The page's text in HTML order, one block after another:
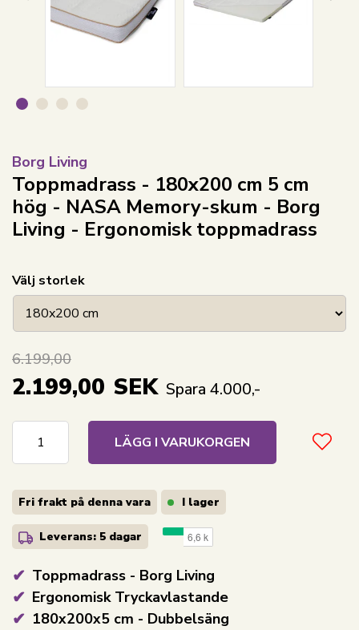
Borg Living
Toppmadrass - 180x200 cm 5 cm
hög - NASA Memory-skum - Borg
Living - Ergonomisk toppmadrass
Toppmadrass - Borg Living
Ergonomisk Tryckavlastande
180x200x5 cm - Dubbelsäng
Välj storlek
6.199,00
2.199,00 SEK Spara 4.000,-
LÄGG I VARUKORGEN
Fri frakt på denna vara I lager
Leverans: 5 dagar